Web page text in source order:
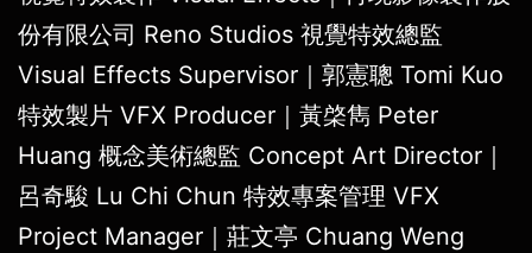
份有限公司 Reno Studios 視覺特效總監
Visual Effects Supervisor｜郭憲聰 Tomi Kuo
特效製片 VFX Producer｜黃棨雋 Peter
Huang 概念美術總監 Concept Art Director｜
呂奇駿 Lu Chi Chun 特效專案管理 VFX
Project Manager｜莊文亭 Chuang Weng